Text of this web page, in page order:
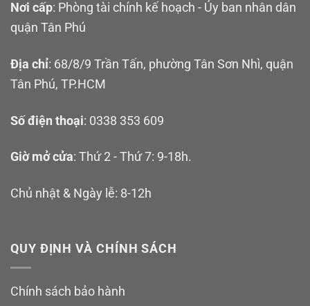
Nơi cấp: Phòng tài chính kế hoạch - Ủy ban nhân dân
quận Tân Phú
Địa chỉ: 68/8/9 Trần Tấn, phường Tân Sơn Nhì, quận
Tân Phú, TP.HCM
Số điện thoại: 0338 353 609
Giờ mở cửa: Thứ 2 - Thứ 7: 9-18h.
Chủ nhật & Ngày lễ: 8-12h
QUY ĐỊNH VÀ CHÍNH SÁCH
Chính sách bảo hành